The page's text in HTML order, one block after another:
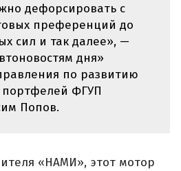
дефорсировать с
преференций до
сил и так далее», —
дня»
по развитию
портфелей ФГУП
Попов.
«НАМИ», этот мотор